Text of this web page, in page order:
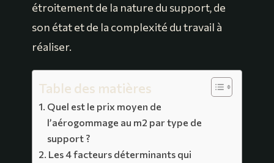
étroitement de la nature du support, de
son état et de la complexité du travail à
réaliser.
Table des matières
Quel est le prix moyen de
l’aérogommage au m2 par type de
support ?
Les 4 facteurs déterminants qui